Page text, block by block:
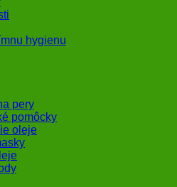
hygienu
pery
pomôcky
oleje